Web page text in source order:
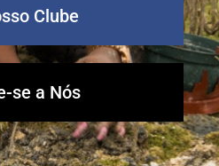
Clube
se a Nós